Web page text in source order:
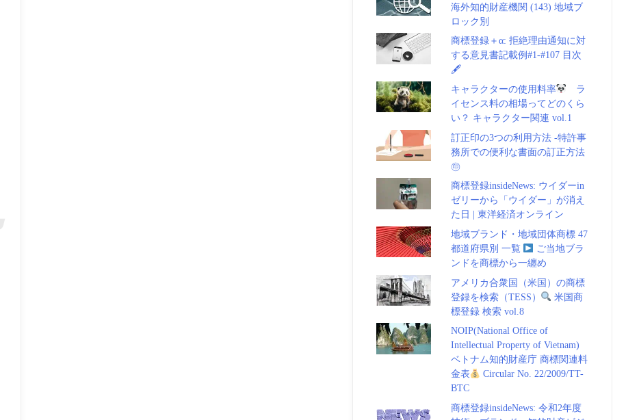
海外知的財産機関 (143) 地域ブ
ロック別
商標登録＋α: 拒絶理由通知に対
する意見書記載例#1-#107 目次
🖋
キャラクターの使用料率
ラ
イセンス料の相場ってどのくら
い？ キャラクター関連 vol.1
訂正印の3つの利用方法 -特許事
務所での便利な書面の訂正方法
㊞
商標登録insideNews: ウイダーin
ゼリーから「ウイダー」が消え
た日 | 東洋経済オンライン
地域ブランド・地域団体商標 47
都道府県別 一覧
ご当地ブラ
ンドを商標から一纏め
アメリカ合衆国（米国）の商標
登録を検索（TESS）
米国商
標登録 検索 vol.8
NOIP(National Office of
Intellectual Property of Vietnam)
ベトナム知的財産庁 商標関連料
金表
Circular No. 22/2009/TT-
BTC
商標登録insideNews: 令和2年度